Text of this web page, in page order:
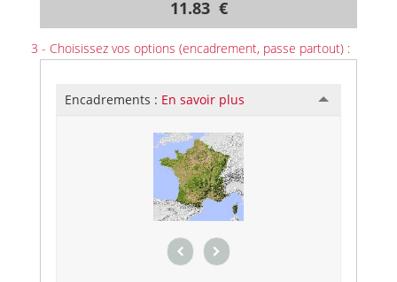
11.83 €
3 - Choisissez vos options (encadrement, passe partout) :
Encadrements : En savoir plus